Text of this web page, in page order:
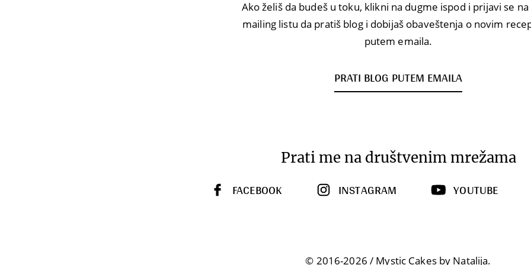
Ako želiš da budeš u toku, klikni na dugme ispod i prijavi se
mailing listu da pratiš blog i dobijaš obaveštenja o novim
putem emaila.
PRATI BLOG PUTEM EMAILA
Prati me na društvenim mrežama
FACEBOOK INSTAGRAM YOUTUBE
© 2016-2026 / Mystic Cakes by Natalija.